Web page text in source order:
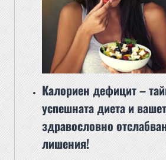
Калориен дефицит –
успешната диета и
здравословно
лишения!